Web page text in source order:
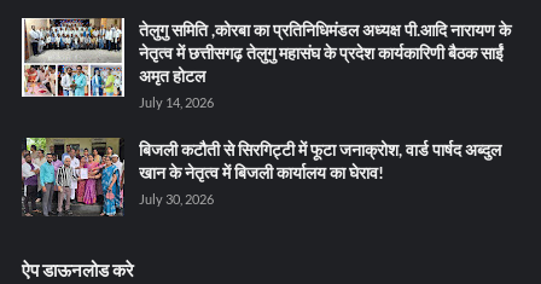
तेलुगु समिति ,कोरबा का प्रतिनिधिमंडल अध्यक्ष पी.आदि नारायण के
नेतृत्व में छत्तीसगढ़ तेलुगु महासंघ के प्रदेश कार्यकारिणी बैठक साईं
अमृत होटल
July 14, 2026
बिजली कटौती से सिरगिट्टी में फूटा जनाक्रोश, वार्ड पार्षद अब्दुल
खान के नेतृत्व में बिजली कार्यालय का घेराव!
July 30, 2026
ऐप डाऊनलोड करे